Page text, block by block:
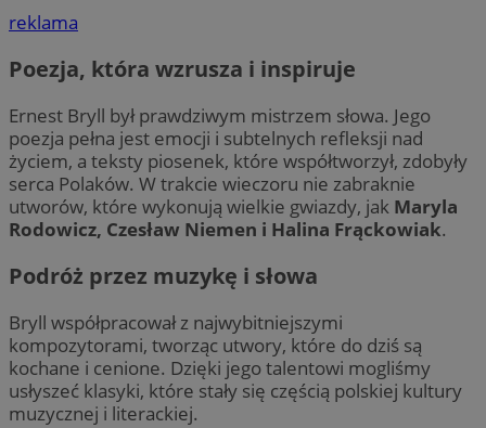
reklama
Poezja, która wzrusza i inspiruje
Ernest Bryll był prawdziwym mistrzem słowa. Jego
poezja pełna jest emocji i subtelnych refleksji nad
życiem, a teksty piosenek, które współtworzył, zdobyły
serca Polaków. W trakcie wieczoru nie zabraknie
utworów, które wykonują wielkie gwiazdy, jak Maryla
Rodowicz, Czesław Niemen i Halina Frąckowiak.
Podróż przez muzykę i słowa
Bryll współpracował z najwybitniejszymi
kompozytorami, tworząc utwory, które do dziś są
kochane i cenione. Dzięki jego talentowi mogliśmy
usłyszeć klasyki, które stały się częścią polskiej kultury
muzycznej i literackiej.